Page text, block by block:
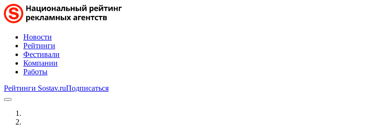
Новости
Рейтинги
Фестивали
Компании
Работы
Рейтинги Sostav.ruПодписаться